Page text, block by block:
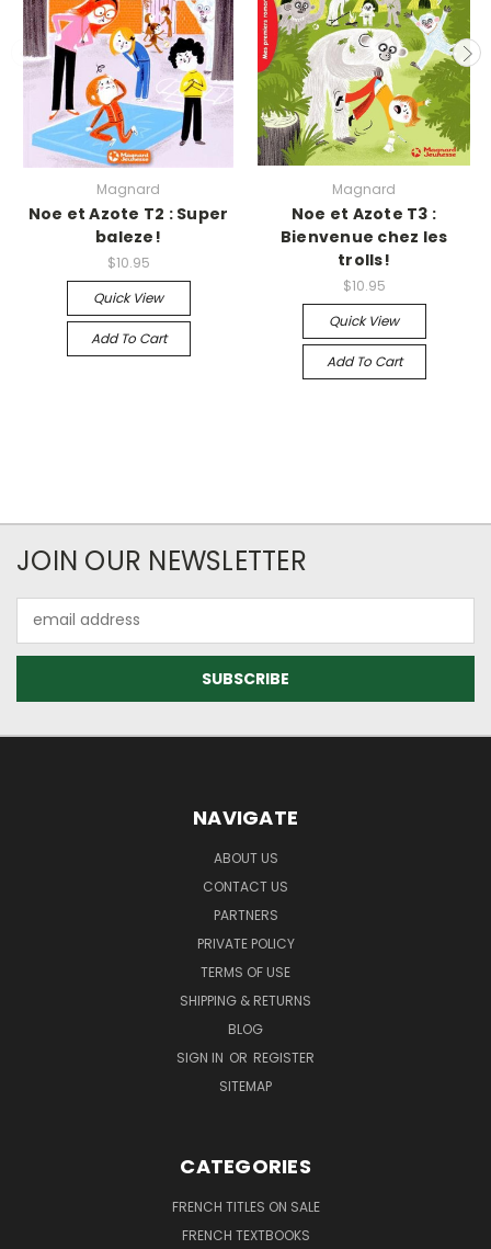
Magnard
Noe et Azote T2 : Super
baleze!
$10.95
Quick View
Add To Cart
Magnard
Noe et Azote T3 :
Bienvenue chez les
trolls!
$10.95
Quick View
Add To Cart
JOIN OUR NEWSLETTER
Address
NAVIGATE
ABOUT US
CONTACT US
PARTNERS
PRIVATE POLICY
TERMS OF USE
SHIPPING & RETURNS
BLOG
SIGN IN OR REGISTER
SITEMAP
CATEGORIES
FRENCH TITLES ON SALE
FRENCH TEXTBOOKS